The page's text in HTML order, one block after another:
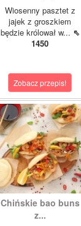
Wiosenny pasztet z
jajek z groszkiem
będzie królował w... ⇖
1450
Zobacz przepis!
Chińskie bao buns
z...